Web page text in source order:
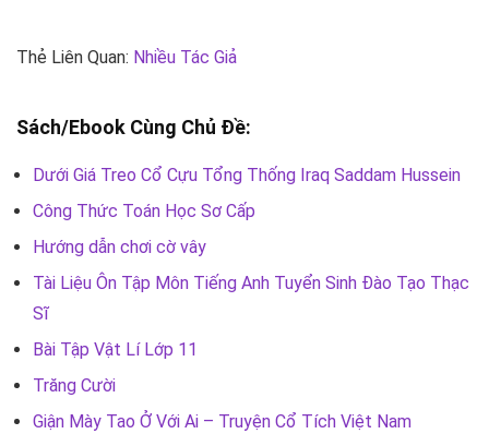
Thẻ Liên Quan: Nhiều Tác Giả
Sách/Ebook Cùng Chủ Đề:
Dưới Giá Treo Cổ Cựu Tổng Thống Iraq Saddam Hussein
Công Thức Toán Học Sơ Cấp
Hướng dẫn chơi cờ vây
Tài Liệu Ôn Tập Môn Tiếng Anh Tuyển Sinh Đào Tạo Thạc
Sĩ
Bài Tập Vật Lí Lớp 11
Trăng Cười
Giận Mày Tao Ở Với Ai – Truyện Cổ Tích Việt Nam